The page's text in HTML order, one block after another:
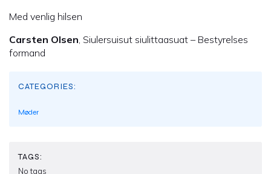
Med venlig hilsen
Carsten Olsen, Siulersuisut siulittaasuat – Bestyrelses
formand
CATEGORIES:
Møder
TAGS:
No tags